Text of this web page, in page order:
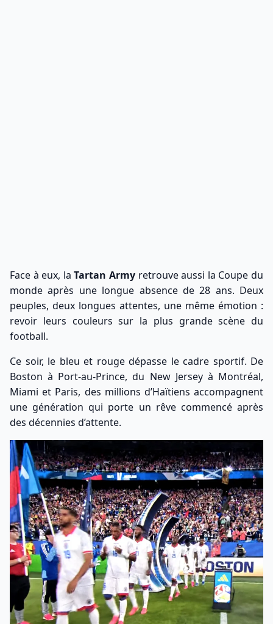
Face à eux, laTartan Army retrouve aussi la Coupe du
monde après une longue absence de 28 ans. Deux
peuples, deux longues attentes, une même émotion :
revoir leurs couleurs sur la plus grande scène du
football.
Ce soir, le bleu et rouge dépasse le cadre sportif. De
Boston à Port-au-Prince, du New Jersey à Montréal,
Miami et Paris, des millions d’Haïtiens accompagnent
une génération qui porte un rêve commencé après
des décennies d’attente.